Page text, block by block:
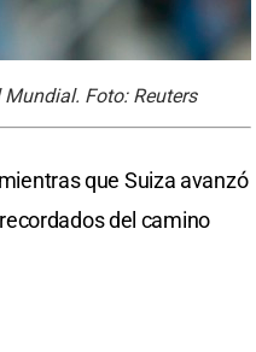
Foto: Reuters
que Suiza avanzó
del camino